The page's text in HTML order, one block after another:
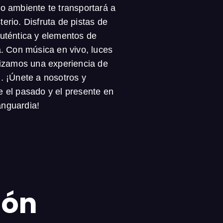
ambiente te transportará a
Disfruta de pistas de
y elementos de
Con música en vivo, luces
una experiencia de
¡Únete a nosotros y
el pasado y el presente en